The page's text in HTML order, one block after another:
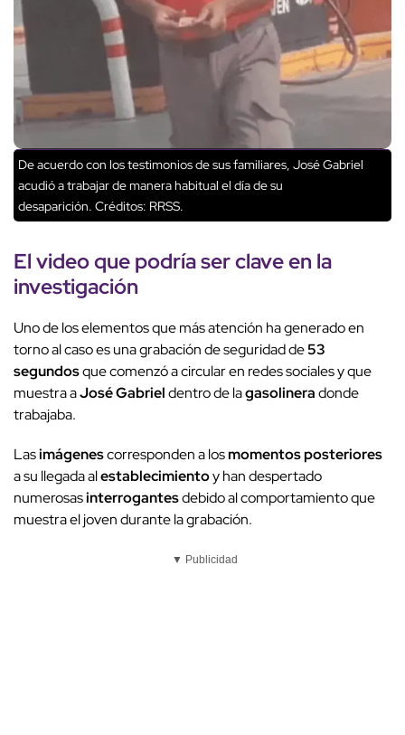
De acuerdo con los testimonios de sus familiares, José Gabriel
acudió a trabajar de manera habitual el día de su
desaparición. Créditos: RRSS.
Elvideoque podría ser clave en la
investigación
Uno de los elementos que más atención ha generado en
torno al caso es una grabación de seguridad de53
segundosque comenzó a circular en redes sociales y que
muestra aJosé Gabrieldentro de lagasolineradonde
trabajaba.
Lasimágenescorresponden a losmomentos posteriores
a su llegada alestablecimientoy han despertado
numerosasinterrogantesdebido al comportamiento que
muestra el joven durante la grabación.
▼ Publicidad